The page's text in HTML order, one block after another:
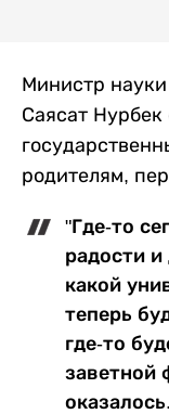
Министр
Саясат
родителям,
"Где-то
радости
какой
теперь
где-то
заветной